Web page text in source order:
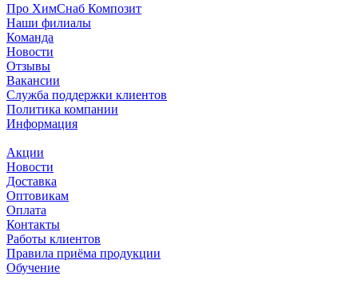
Про ХимСнаб Композит
Наши филиалы
Команда
Новости
Отзывы
Вакансии
Служба поддержки клиентов
Политика компании
Информация
Акции
Новости
Доставка
Оптовикам
Оплата
Контакты
Работы клиентов
Правила приёма продукции
Обучение